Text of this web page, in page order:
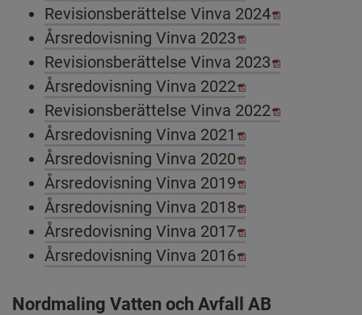
Revisionsberättelse Vinva 2024 Pdf, 780
Årsredovisning Vinva 2023 Pdf, 809.3 kB,
Revisionsberättelse Vinva 2023 Pdf, 584.2
Årsredovisning Vinva 2022 Pdf, 545 kB,
Revisionsberättelse Vinva 2022 Pdf, 383.7
Årsredovisning Vinva 2021
Pdf, 2.1 MB,
Årsredovisning Vinva 2020 Pdf, 989.2 kB,
Årsredovisning Vinva 2019 Pdf, 1.2 MB,
Årsredovisning Vinva 2018 Pdf, 1.1 MB,
Årsredovisning Vinva 2017 Pdf, 3.6 MB,
Årsredovisning Vinva 2016 Pdf, 3.4 MB,
Nordmaling Vatten och Avfall AB